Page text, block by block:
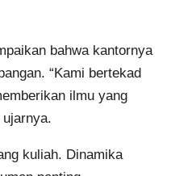
bahwa kantornya
“Kami bertekad
ilmu yang
kuliah. Dinamika